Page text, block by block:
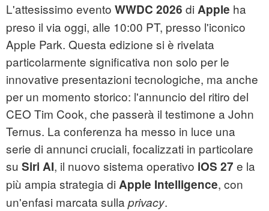
L'attesissimo evento WWDC 2026 di Apple ha
preso il via oggi, alle 10:00 PT, presso l'iconico
Apple Park. Questa edizione si è rivelata
particolarmente significativa non solo per le
innovative presentazioni tecnologiche, ma anche
per un momento storico: l'annuncio del ritiro del
CEO Tim Cook, che passerà il testimone a John
Ternus. La conferenza ha messo in luce una
serie di annunci cruciali, focalizzati in particolare
su Siri AI, il nuovo sistema operativo iOS 27 e la
più ampia strategia di Apple Intelligence, con
un'enfasi marcata sulla privacy.